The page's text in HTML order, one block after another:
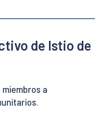
de Istio de
a